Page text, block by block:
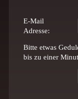
E-Mail
Adresse:
Bitte etwas
bis zu einer